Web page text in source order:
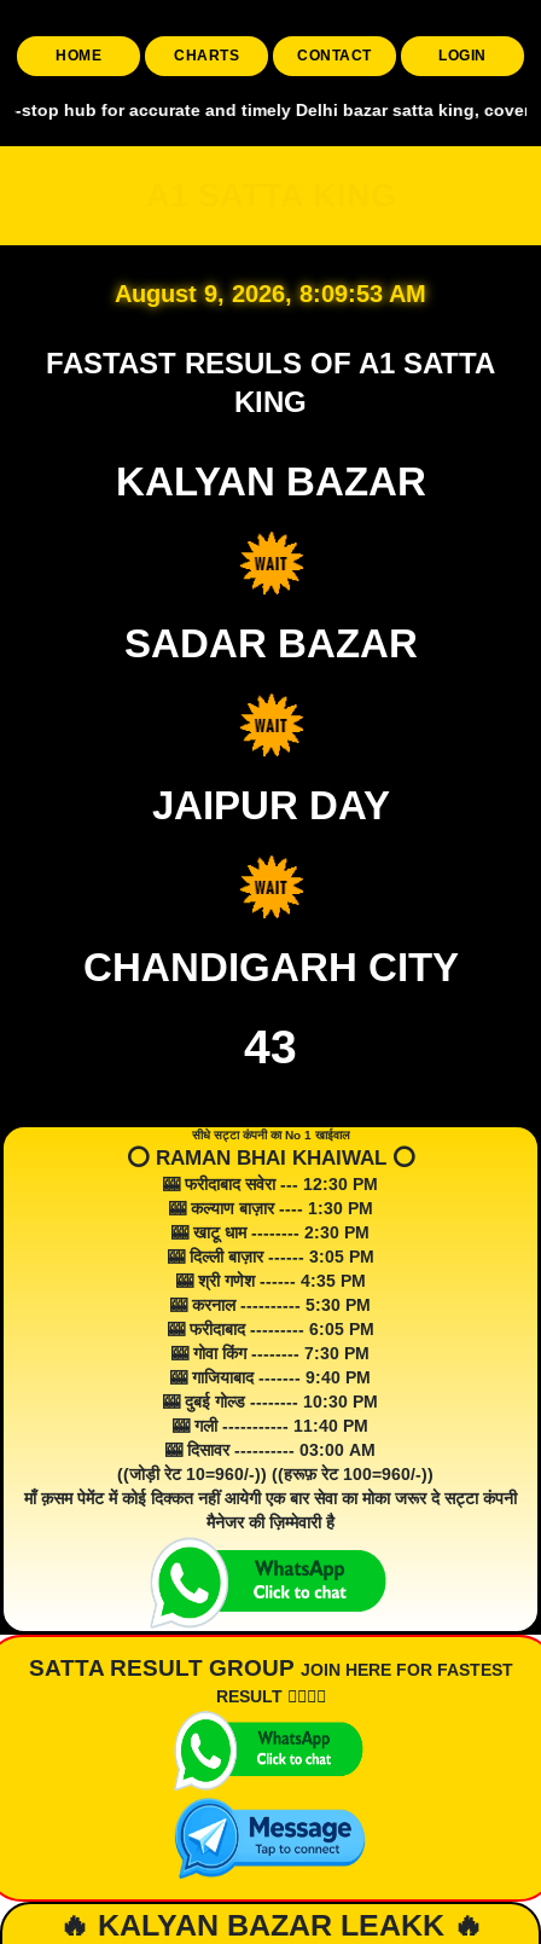
HOME CHARTS CONTACT LOGIN
for accurate and timely Delhi bazar satta king, covering all
August 9, 2026, 8:09:54 AM
FASTAST RESULS OF A1 SATTA
KING
KALYAN BAZAR
SADAR BAZAR
JAIPUR DAY
CHANDIGARH CITY
43
सीधे सट्टा कंपनी का No 1 खाईवाल
⭕️ RAMAN BHAI KHAIWAL ⭕️
🎰 फरीदाबाद सवेरा --- 12:30 PM
🎰 कल्याण बाज़ार ---- 1:30 PM
🎰 खाटू धाम -------- 2:30 PM
🎰 दिल्ली बाज़ार ------ 3:05 PM
🎰 श्री गणेश ------ 4:35 PM
🎰 करनाल ---------- 5:30 PM
🎰 फरीदाबाद --------- 6:05 PM
🎰 गोवा किंग -------- 7:30 PM
🎰 गाजियाबाद ------- 9:40 PM
🎰 दुबई गोल्ड -------- 10:30 PM
🎰 गली ----------- 11:40 PM
🎰 दिसावर ---------- 03:00 AM
((जोड़ी रेट 10=960/-)) ((हरूफ़ रेट 100=960/-))
माँ क़सम पेमेंट में कोई दिक्कत नहीं आयेगी एक बार सेवा का मोका जरूर दे सट्टा कंपनी
मैनेजर की ज़िम्मेवारी है
SATTA RESULT GROUP JOIN HERE FOR FASTEST
RESULT 👇🏾👇🏾
🔥 KALYAN BAZAR LEAKK 🔥